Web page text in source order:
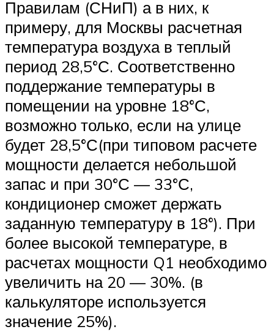
Правилам (СНиП) а в них, к
примеру, для Москвы расчетная
температура воздуха в теплый
период 28,5°С. Соответственно
поддержание температуры в
помещении на уровне 18°С,
возможно только, если на улице
будет 28,5°С(при типовом расчете
мощности делается небольшой
запас и при 30°С — 33°С,
кондиционер сможет держать
заданную температуру в 18°). При
более высокой температуре, в
расчетах мощности Q1 необходимо
увеличить на 20 — 30%. (в
калькуляторе используется
значение 25%).